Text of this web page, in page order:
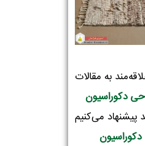
به مقالات
دکوراسیون‌
پیشنهاد می‌کنیم
دکوراسیون